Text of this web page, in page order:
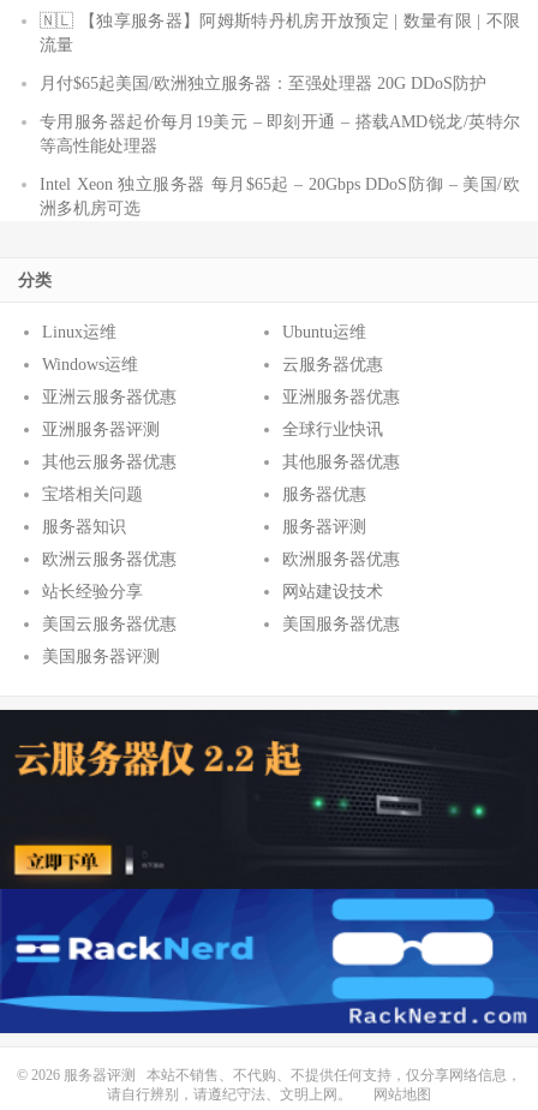
🇳🇱 【独享服务器】阿姆斯特丹机房开放预定 | 数量有限 | 不限
流量
月付$65起美国/欧洲独立服务器：至强处理器 20G DDoS防护
专用服务器起价每月19美元 – 即刻开通 – 搭载AMD锐龙/英特尔
等高性能处理器
Intel Xeon 独立服务器 每月$65起 – 20Gbps DDoS防御 – 美国/欧
洲多机房可选
分类
Linux运维
Ubuntu运维
Windows运维
云服务器优惠
亚洲云服务器优惠
亚洲服务器优惠
亚洲服务器评测
全球行业快讯
其他云服务器优惠
其他服务器优惠
宝塔相关问题
服务器优惠
服务器知识
服务器评测
欧洲云服务器优惠
欧洲服务器优惠
站长经验分享
网站建设技术
美国云服务器优惠
美国服务器优惠
美国服务器评测
© 2026 服务器评测
本站不销售、不代购、不提供任何支持，仅分享网络信息，
请自行辨别，请遵纪守法、文明上网。
网站地图